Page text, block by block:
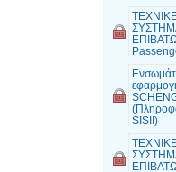
SISII)